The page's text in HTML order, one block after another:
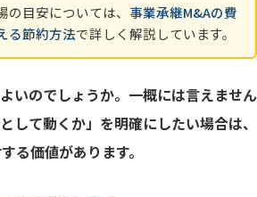
目安については、 事業承継M&Aの費
る節約方法で詳しく解説しています。
いのでしょうか。一概には言えません
して動くか」を明確にしたい場合は、
る価値があります。